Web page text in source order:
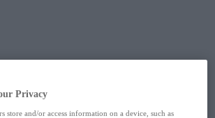
Privacy
store and/or access information on a device, such as